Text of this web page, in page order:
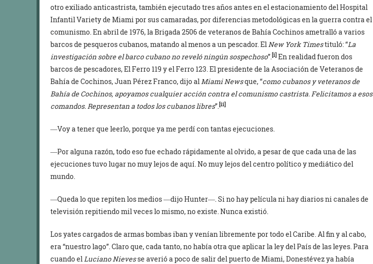
otro exiliado anticastrista, también ejecutado tres años antes en el estacionamiento del Hospital
Infantil Variety de Miami por sus camaradas, por diferencias metodológicas en la guerra contra el
comunismo. En abril de 1976, la Brigada 2506 de veteranos de Bahía Cochinos ametralló a varios
barcos de pesqueros cubanos, matando al menos a un pescador. ElNew York Timestituló: “La
investigación sobre el barco cubano no reveló ningún sospechoso”.[i] En realidad fueron dos
barcos de pescadores, El Ferro 119 y el Ferro 123. El presidente de la Asociación de Veteranos de
Bahía de Cochinos, Juan Pérez Franco, dijo alMiami Newsque, “como cubanos y veteranos de
Bahía de Cochinos, apoyamos cualquier acción contra el comunismo castrista. Felicitamos a esos
comandos. Representan a todos los cubanos libres”.[ii]
―Voy a tener que leerlo, porque ya me perdí con tantas ejecuciones.
―Por alguna razón, todo eso fue echado rápidamente al olvido, a pesar de que cada una de las
ejecuciones tuvo lugar no muy lejos de aquí. No muy lejos del centro político y mediático del
mundo.
―Queda lo que repiten los medios ―dijo Hunter―. Si no hay película ni hay diarios ni canales de
televisión repitiendo mil veces lo mismo, no existe. Nunca existió.
Los yates cargados de armas bombas iban y venían libremente por todo el Caribe. Al fin y al cabo,
era “nuestro lago”. Claro que, cada tanto, no había otra que aplicar la ley del País de las leyes. Para
cuando elLuciano Nievesse averió a poco de salir del puerto de Miami, Donestévez ya había